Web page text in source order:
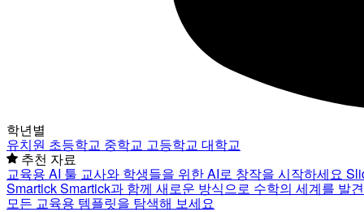
학년별
유치원 초등학교 중학교 고등학교 대학교
추천 자료
교육용 AI 툴 교사와 학생들을 위한 AI로 창작을 시작하세요
SmartickSmartick과 함께 새로운 방식으로 수학의 세계를 발
모든 교육용 템플릿을 탐색해 보세요